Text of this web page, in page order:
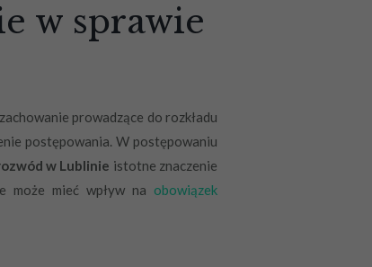
w sprawie
prowadzące do rozkładu
postępowania. W postępowaniu
w Lublinie istotne znaczenie
może mieć wpływ na obowiązek